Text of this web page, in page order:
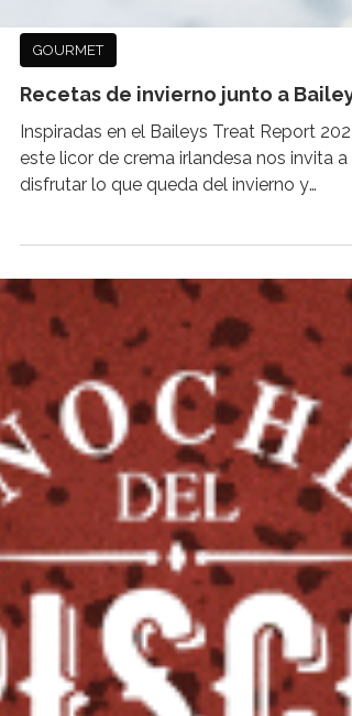
GOURMET
Recetas de invierno junto a
Inspiradas en el Baileys Treat Report
este licor de crema irlandesa nos invita a
deleitar...